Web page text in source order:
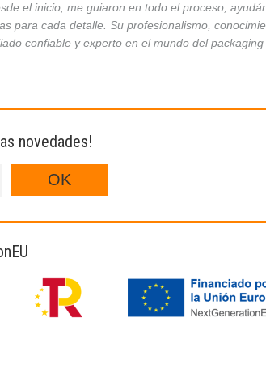
el inicio, me guiaron en todo el proceso,
para cada detalle. Su profesionalismo,
confiable y experto en el mundo del
novedades!